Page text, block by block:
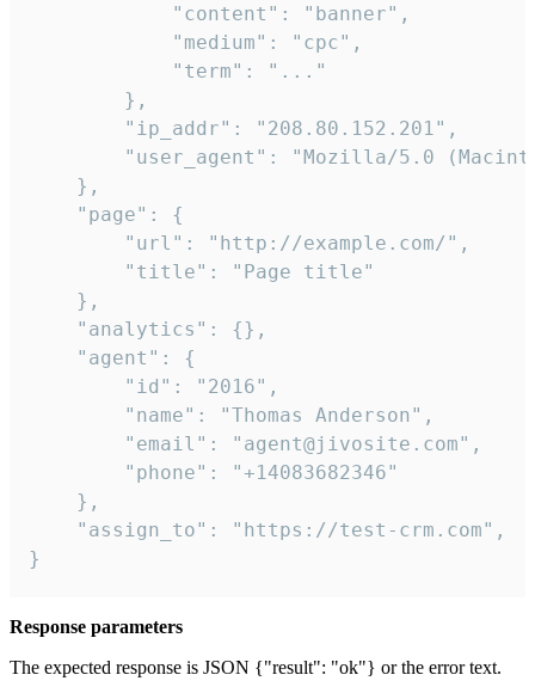
            "content": "banner",
            "medium": "cpc",
            "term": "..."
        },
        "ip_addr": "208.80.152.201",
"user_agent": "Mozilla/5.0
    },
    "page": {
        "url": "http://example.com/",
        "title": "Page title"
    },
    "analytics": {},
    "agent": {
        "id": "2016",
        "name": "Thomas Anderson",
        "email": "agent@jivosite.com",
        "phone": "+14083682346"
    },
    "assign_to": "https://test-crm.com",
}
Response parameters
The expected response is JSON {"result": "ok"} or the error text.